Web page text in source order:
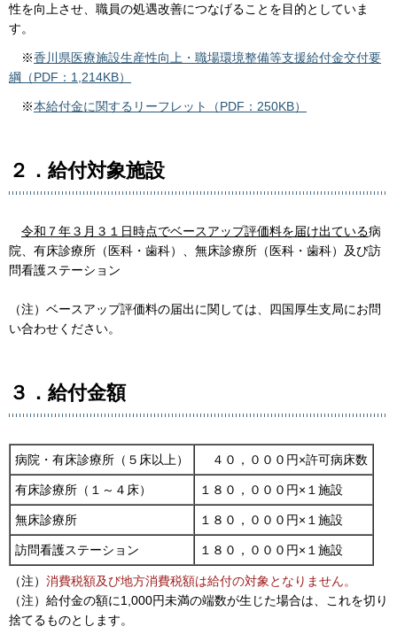
性を向上させ、職員の処遇改善につなげることを目的としていま
す。
※香川県医療施設生産性向上・職場環境整備等支援給付金交付要
綱（PDF：1,214KB）
※本給付金に関するリーフレット（PDF：250KB）
２．給付対象施設
令和７年３月３１日時点でベースアップ評価料を届け出ている病
院、有床診療所（医科・歯科）、無床診療所（医科・歯科）及び訪
問看護ステーション
（注）ベースアップ評価料の届出に関しては、四国厚生支局にお問
い合わせください。
３．給付金額
病院・有床診療所（５床以上） ４０，０００円×許可病床数
有床診療所（１～４床） １８０，０００円×１施設
無床診療所 １８０，０００円×１施設
訪問看護ステーション １８０，０００円×１施設
（注） 消費税額及び地方消費税額は給付の対象となりません。
（注）給付金の額に1,000円未満の端数が生じた場合は、これを切り
捨てるものとします。